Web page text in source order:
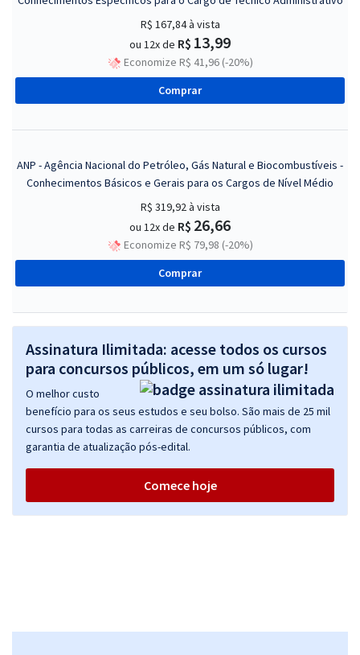
R$ 167,84à vista
ou 12x de R$ 13,99
Economize R$ 41,96 (-20%)
Comprar
ANP - Agência Nacional do Petróleo, Gás Natural e Biocombustíveis -
Conhecimentos Básicos e Gerais para os Cargos de Nível Médio
R$ 319,92à vista
ou 12x de R$ 26,66
Economize R$ 79,98 (-20%)
Comprar
Assinatura Ilimitada: acesse todos os cursos
para concursos públicos, em um só lugar!
O melhor custo
benefício para os seus estudos e seu bolso. São mais de 25 mil
cursos para todas as carreiras de concursos públicos, com
garantia de atualização pós-edital.
Comece hoje